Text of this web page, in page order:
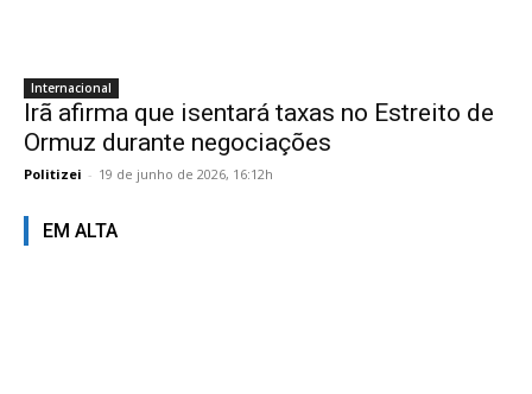
Internacional
Irã afirma que isentará taxas no Estreito de
Ormuz durante negociações
Politizei - 19 de junho de 2026, 16:12h
EM ALTA